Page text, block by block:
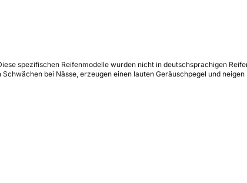
spezifischen Reifenmodelle wurden nicht in deutschsprachigen
bei Nässe, erzeugen einen lauten Geräuschpegel und